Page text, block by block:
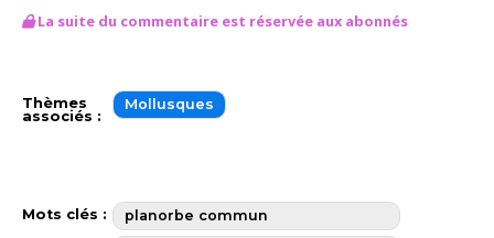
La suite du commentaire est réservée aux abonnés
Thèmes
associés :
Mollusques
Mots clés : planorbe commun